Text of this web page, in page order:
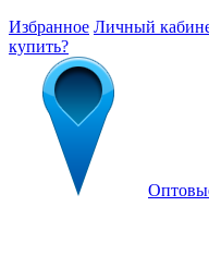
Избранное Личный
купить?